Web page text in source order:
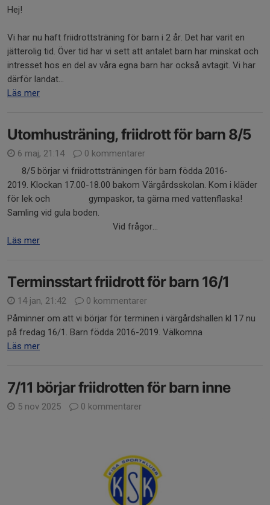
Hej!
Vi har nu haft friidrottsträning för barn i 2 år. Det har varit en
jätterolig tid. Över tid har vi sett att antalet barn har minskat och
intresset hos en del av våra egna barn har också avtagit. Vi har
därför landat...
Läs mer
Utomhusträning, friidrott för barn 8/5
6 maj, 21:14
0 kommentarer
8/5 börjar vi friidrottsträningen för barn födda 2016-
2019. Klockan 17.00-18.00 bakom Värgårdsskolan. Kom i kläder
för lek och gympaskor, ta gärna med vattenflaska!
Samling vid gula boden.
Vid frågor...
Läs mer
Terminsstart friidrott för barn 16/1
14 jan, 21:42
0 kommentarer
Påminner om att vi börjar för terminen i värgårdshallen kl 17 nu
på fredag 16/1. Barn födda 2016-2019. Välkomna
Läs mer
7/11 börjar friidrotten för barn inne
5 nov 2025 0 kommentarer